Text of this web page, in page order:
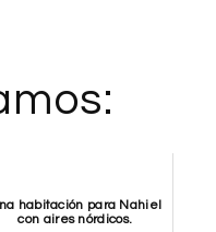
habitación para Nahiel
con aires nórdicos.